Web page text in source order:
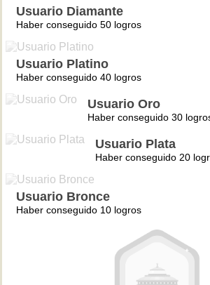
Usuario Diamante
Haber conseguido 50 logros
Usuario Platino
Haber conseguido 40 logros
Usuario Oro
Haber conseguido 30
Usuario Plata
Haber conseguido 20
Usuario Bronce
Haber conseguido 10 logros